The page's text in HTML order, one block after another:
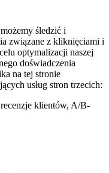
śledzić i
związane z kliknięciami i
optymalizacji naszej
doświadczenia
na tej stronie
usług stron trzecich:
klientów, A/B-